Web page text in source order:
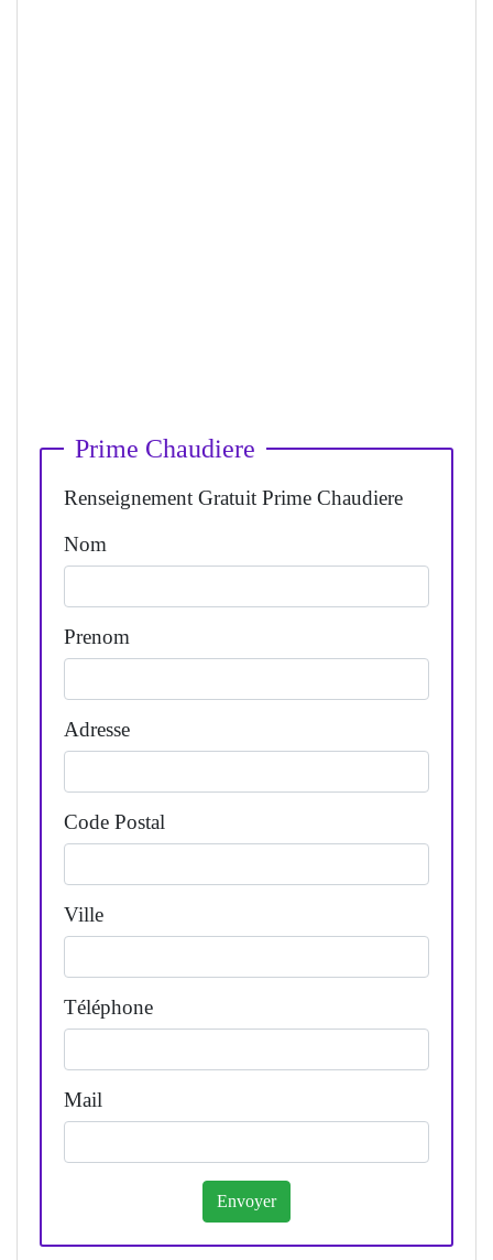
Prime Chaudiere
Renseignement Gratuit Prime Chaudiere
Nom
Prenom
Adresse
Code Postal
Ville
Téléphone
Mail